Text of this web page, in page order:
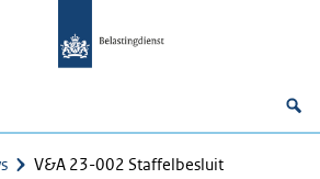
V&A 23-002 Staffelbesluit